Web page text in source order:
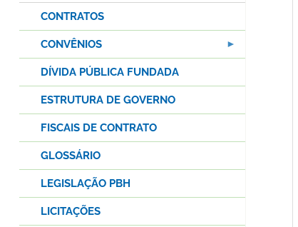
CONTRATOS
CONVÊNIOS
DÍVIDA PÚBLICA FUNDADA
ESTRUTURA DE GOVERNO
FISCAIS DE CONTRATO
GLOSSÁRIO
LEGISLAÇÃO PBH
LICITAÇÕES